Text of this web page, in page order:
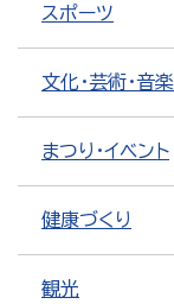
スポーツ
文化・芸術・音楽
まつり・イベント
健康づくり
観光